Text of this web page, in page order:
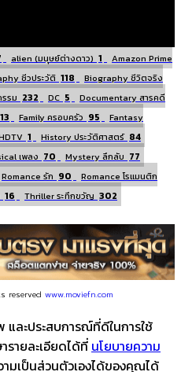
alien (มนุษย์ต่างดาว) 1
Amazon Prime
ชีวประวัติ 118 Biography ชีวิตจริง
รม 232 DC 5 Documentary สารคดี
Family ครอบครัว 95
Fantasy
1 History ประวัติศาสตร์ 84
เพลง 70 Mystery ลึกลับ 77
Romance รัก 90 Romance โรแมนติก
16 Thriller ระทึกขวัญ 302
reserved www.moviefn.com
ละประสบการณ์ที่ดีในการใช้
ายละเอียดได้ที่ นโยบายความ
ามเป็นส่วนตัวเองได้ของคุณได้